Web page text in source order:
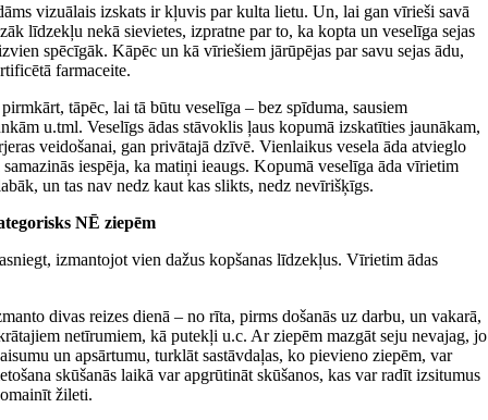
vizuālais izskats ir kļuvis par kulta lietu. Un, lai gan vīrieši savā
līdzekļu nekā sievietes, izpratne par to, ka kopta un veselīga sejas
spēcīgāk. Kāpēc un kā vīriešiem jārūpējas par savu sejas ādu,
farmaceite.
tāpēc, lai tā būtu veselīga – bez spīduma, sausiem
u.tml. Veselīgs ādas stāvoklis ļaus kopumā izskatīties jaunākam,
veidošanai, gan privātajā dzīvē. Vienlaikus vesela āda atvieglo
iespēja, ka matiņi ieaugs. Kopumā veselīga āda vīrietim
un tas nav nedz kaut kas slikts, nedz nevīrišķīgs.
NĒ ziepēm
izmantojot vien dažus kopšanas līdzekļus. Vīrietim ādas
divas reizes dienā – no rīta, pirms došanās uz darbu, un vakarā,
netīrumiem, kā putekļi u.c. Ar ziepēm mazgāt seju nevajag, jo
un apsārtumu, turklāt sastāvdaļas, ko pievieno ziepēm, var
skūšanās laikā var apgrūtināt skūšanos, kas var radīt izsitumus
žileti.